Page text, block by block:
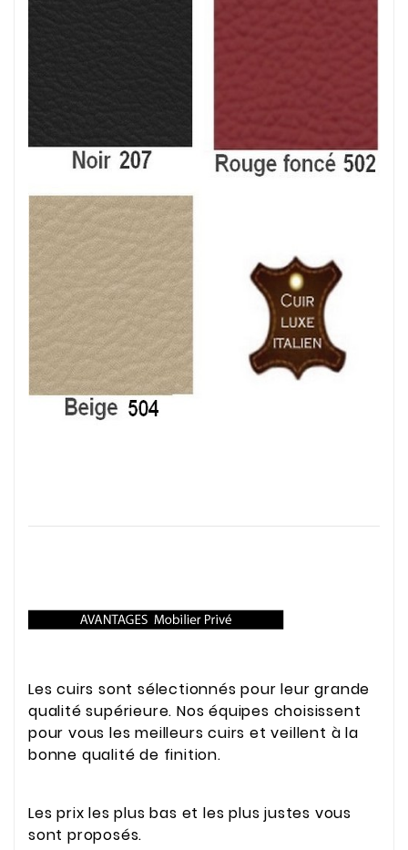
Les cuirs sont sélectionnés pour leur grande
qualité supérieure. Nos équipes choisissent
pour vous les meilleurs cuirs et veillent à la
bonne qualité de finition.
Les prix les plus bas et les plus justes vous
sont proposés.